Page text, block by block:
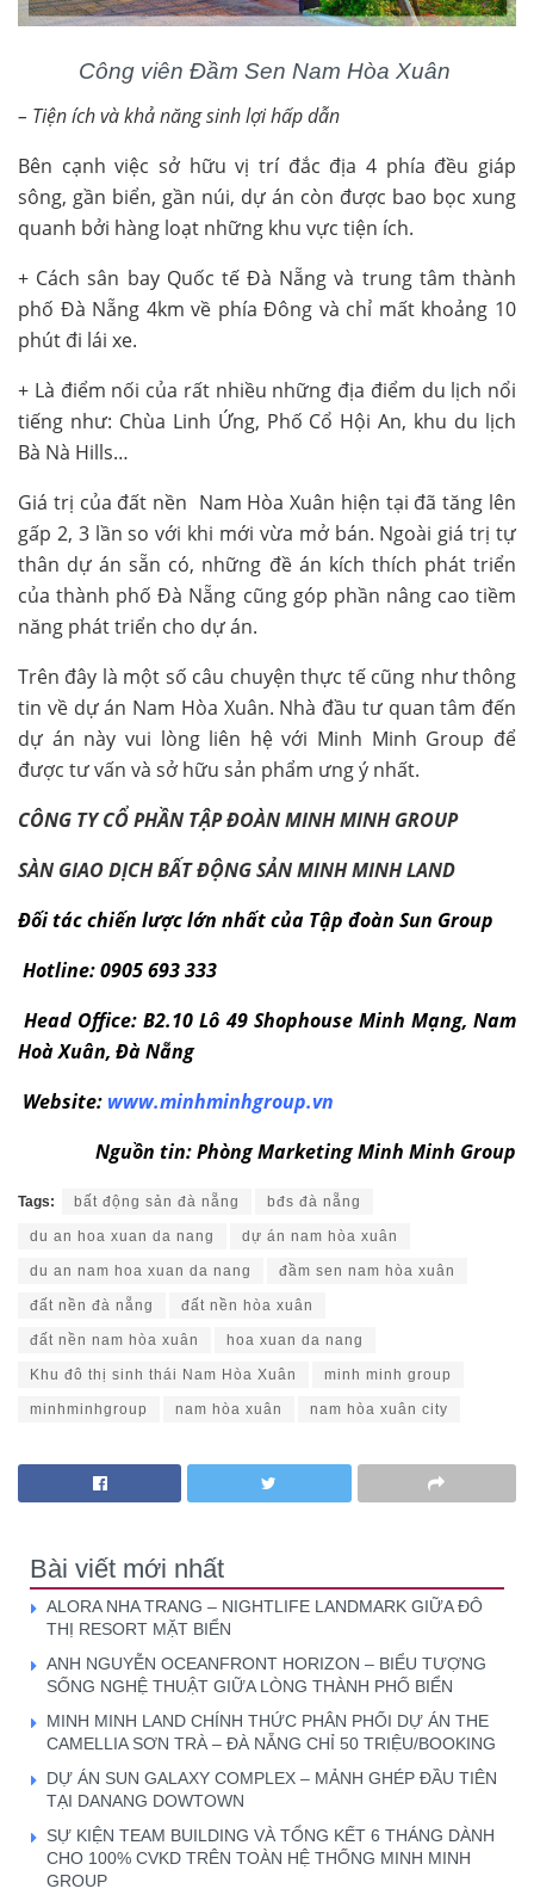
Công viên Đầm Sen Nam Hòa Xuân
– Tiện ích và khả năng sinh lợi hấp dẫn
Bên cạnh việc sở hữu vị trí đắc địa 4 phía đều giáp
sông, gần biển, gần núi, dự án còn được bao bọc xung
quanh bởi hàng loạt những khu vực tiện ích.
+ Cách sân bay Quốc tế Đà Nẵng và trung tâm thành
phố Đà Nẵng 4km về phía Đông và chỉ mất khoảng 10
phút đi lái xe.
+ Là điểm nối của rất nhiều những địa điểm du lịch nổi
tiếng như: Chùa Linh Ứng, Phố Cổ Hội An, khu du lịch
Bà Nà Hills…
Giá trị của đất nền Nam Hòa Xuân hiện tại đã tăng lên
gấp 2, 3 lần so với khi mới vừa mở bán. Ngoài giá trị tự
thân dự án sẵn có, những đề án kích thích phát triển
của thành phố Đà Nẵng cũng góp phần nâng cao tiềm
năng phát triển cho dự án.
Trên đây là một số câu chuyện thực tế cũng như thông
tin về dự án Nam Hòa Xuân. Nhà đầu tư quan tâm đến
dự án này vui lòng liên hệ với Minh Minh Group để
được tư vấn và sở hữu sản phẩm ưng ý nhất.
CÔNG TY CỔ PHẦN TẬP ĐOÀN MINH MINH GROUP
SÀN GIAO DỊCH BẤT ĐỘNG SẢN MINH MINH LAND
Đối tác chiến lược lớn nhất của Tập đoàn Sun Group
Hotline: 0905 693 333
Head Office: B2.10 Lô 49 Shophouse Minh Mạng, Nam
Hoà Xuân, Đà Nẵng
Website: www.minhminhgroup.vn
Nguồn tin: Phòng Marketing Minh Minh Group
Tags: bất động sản đà nẵng bđs đà nẵng
du an hoa xuan da nang dự án nam hòa xuân
du an nam hoa xuan da nang đầm sen nam hòa xuân
đất nền đà nẵng đất nền hòa xuân
đất nền nam hòa xuân hoa xuan da nang
Khu đô thị sinh thái Nam Hòa Xuân minh minh group
minhminhgroup nam hòa xuân nam hòa xuân city
Bài viết mới nhất
ALORA NHA TRANG – NIGHTLIFE LANDMARK GIỮA ĐÔ
THỊ RESORT MẶT BIỂN
ANH NGUYỄN OCEANFRONT HORIZON – BIỂU TƯỢNG
SỐNG NGHỆ THUẬT GIỮA LÒNG THÀNH PHỐ BIỂN
MINH MINH LAND CHÍNH THỨC PHÂN PHỐI DỰ ÁN THE
CAMELLIA SƠN TRÀ – ĐÀ NẴNG CHỈ 50 TRIỆU/BOOKING
DỰ ÁN SUN GALAXY COMPLEX – MẢNH GHÉP ĐẦU TIÊN
TẠI DANANG DOWTOWN
SỰ KIỆN TEAM BUILDING VÀ TỔNG KẾT 6 THÁNG DÀNH
CHO 100% CVKD TRÊN TOÀN HỆ THỐNG MINH MINH
GROUP